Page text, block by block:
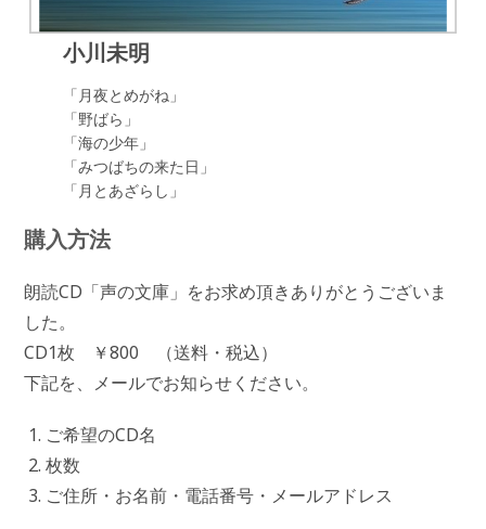
小川未明
「月夜とめがね」
「野ばら」
「海の少年」
「みつばちの来た日」
「月とあざらし」
購入方法
朗読CD「声の文庫」をお求め頂きありがとうございま
した。
CD1枚 ￥800 （送料・税込）
下記を、メールでお知らせください。
ご希望のCD名
枚数
ご住所・お名前・電話番号・メールアドレス